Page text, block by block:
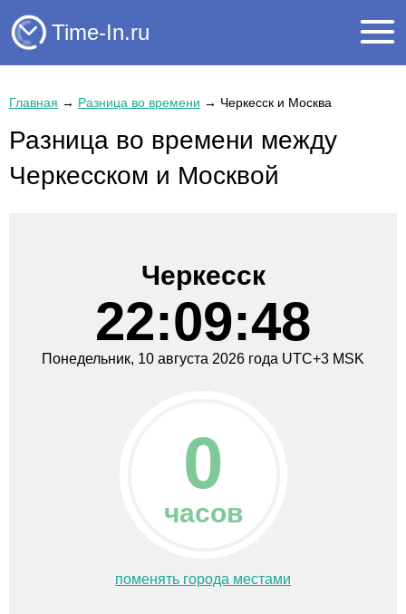
Time-In.ru
Главная → Разница во времени → Черкесск и Москва
Разница во времени между
Черкесском и Москвой
Черкесск
22:09:48
Понедельник, 10 августа 2026 года UTC+3 MSK
0
часов
поменять города местами